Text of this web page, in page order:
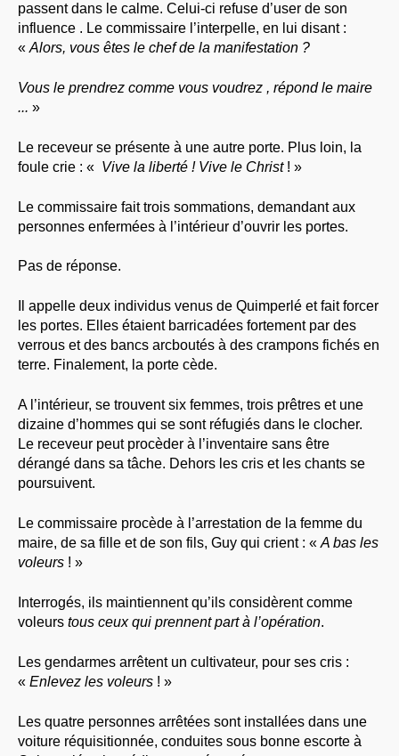
passent dans le calme. Celui-ci refuse d’user de son
influence . Le commissaire l’interpelle, en lui disant :
« Alors, vous êtes le chef de la manifestation ?
Vous le prendrez comme vous voudrez , répond le maire
... »
Le receveur se présente à une autre porte. Plus loin, la
foule crie : « Vive la liberté ! Vive le Christ! »
Le commissaire fait trois sommations, demandant aux
personnes enfermées à l’intérieur d’ouvrir les portes.
Pas de réponse.
Il appelle deux individus venus de Quimperlé et fait forcer
les portes. Elles étaient barricadées fortement par des
verrous et des bancs arcboutés à des crampons fichés en
terre. Finalement, la porte cède.
A l’intérieur, se trouvent six femmes, trois prêtres et une
dizaine d’hommes qui se sont réfugiés dans le clocher.
Le receveur peut procèder à l’inventaire sans être
dérangé dans sa tâche. Dehors les cris et les chants se
poursuivent.
Le commissaire procède à l’arrestation de la femme du
maire, de sa fille et de son fils, Guy qui crient : « A bas les
voleurs ! »
Interrogés, ils maintiennent qu’ils considèrent comme
voleurs tous ceux qui prennent part à l’opération.
Les gendarmes arrêtent un cultivateur, pour ses cris :
« Enlevez les voleurs ! »
Les quatre personnes arrêtées sont installées dans une
voiture réquisitionnée, conduites sous bonne escorte à